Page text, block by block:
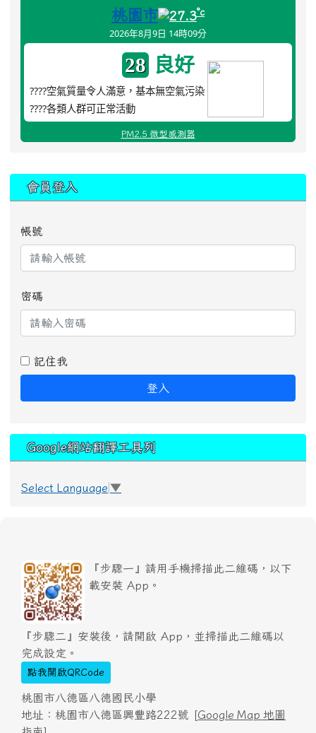
桃園市 27.3°c
2026年8月9日 14時09分
28 良好
????空氣質量令人滿意，基本無空氣污染
????各類人群可正常活動
PM2.5 微型感測器
會員登入
帳號
密碼
記住我
登入
Google網站翻譯工具列
Select Language ▼
『步驟一』請用手機掃描此二維碼，以下
載安裝 App。
『步驟二』安裝後，請開啟 App，並掃描此二維碼以
完成設定。
點我開啟QRCode
桃園市八德區八德國民小學
地址：桃園市八德區興豐路222號 [Google Map 地圖